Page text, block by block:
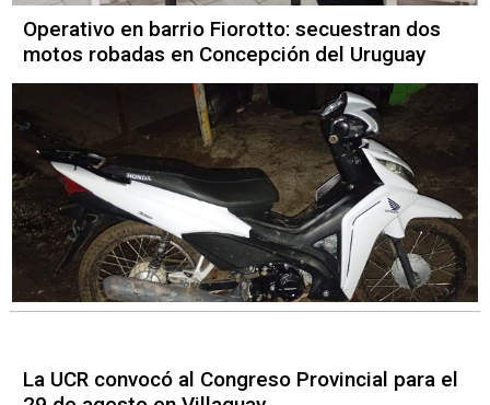
Operativo en barrio Fiorotto: secuestran dos
motos robadas en Concepción del Uruguay
La UCR convocó al Congreso Provincial para el